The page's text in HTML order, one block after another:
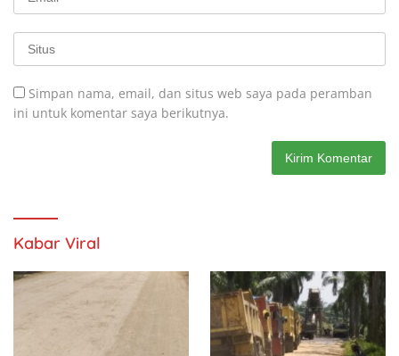
Simpan nama, email, dan situs web saya pada peramban
ini untuk komentar saya berikutnya.
Kabar Viral